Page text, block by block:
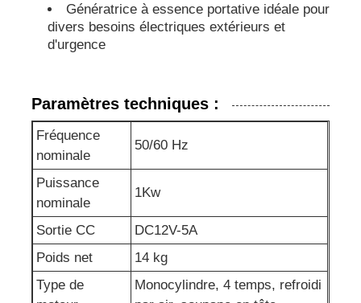
Génératrice à essence portative idéale pour
divers besoins électriques extérieurs et
d'urgence
Paramètres techniques :
Fréquence
nominale
50/60 Hz
Puissance
nominale
1Kw
Sortie CC
DC12V-5A
Poids net
14 kg
Type de
Monocylindre, 4 temps, refroidi